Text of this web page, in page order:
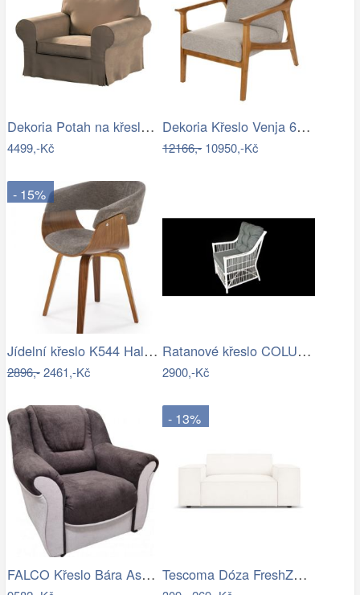
Dekoria Potah na křeslo IKEA Ektorp,…
4499,-Kč
Dekoria Křeslo Venja 66x88x82cm, 66 x…
12166,-10950,-Kč
- 15%
Jídelní křeslo K544 Halmar
2896,-2461,-Kč
Ratanové křeslo COLUMBUS - bílý ratan
2900,-Kč
FALCO Křeslo Bára Astone 3/15 Mdum
- 13%
Tescoma Dóza FreshZONE, 31,5 x 20 cm, XL